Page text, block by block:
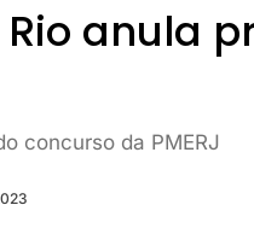
anula
concurso da PMERJ